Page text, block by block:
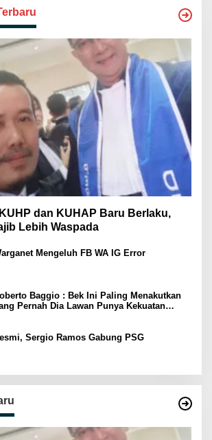
dan KUHAP Baru Berlaku,
Lebih Waspada
Mengeluh FB WA IG Error
Baggio : Bek Ini Paling Menakutkan
Pernah Dia Lawan Punya Kekuatan
Sergio Ramos Gabung PSG